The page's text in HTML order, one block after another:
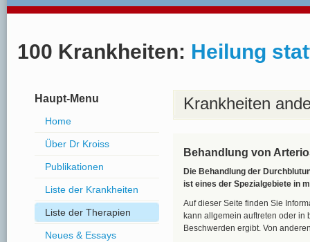
100 Krankheiten: Heilung
Haupt-Menu
Home
Über Dr Kroiss
Publikationen
Liste der Krankheiten
Liste der Therapien
Neues & Essays
Krankheiten
Behandlung von
Die Behandlung der
ist eines der Spezialgebiete in
Auf dieser Seite finden Sie
kann allgemein auftreten oder in
Beschwerden ergibt. Von